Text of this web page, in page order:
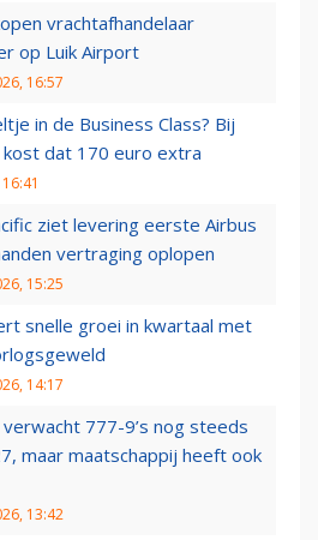
vrachtafhandelaar
op Luik Airport
16:57
in de Business Class? Bij
kost dat 170 euro extra
ziet levering eerste Airbus
vertraging oplopen
15:25
snelle groei in kwartaal met
14:17
verwacht 777-9’s nog steeds
maar maatschappij heeft ook
13:42